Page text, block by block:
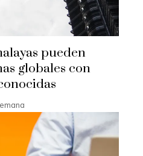
pueden
globales con